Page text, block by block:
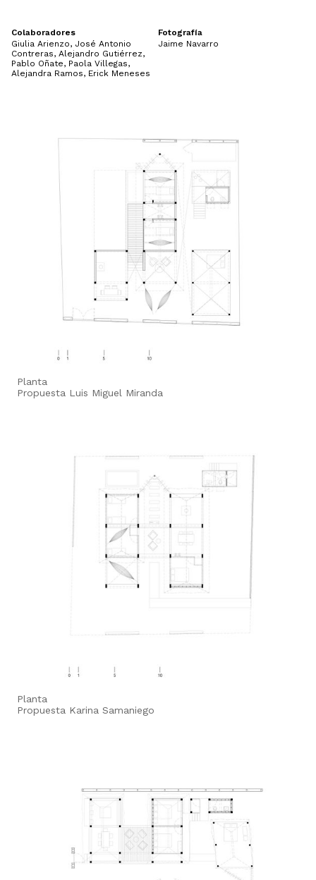
Colaboradores
Giulia Arienzo, José Antonio
Contreras, Alejandro Gutiérrez,
Pablo Oñate, Paola Villegas,
Alejandra Ramos, Erick Meneses
Fotografía
Jaime Navarro
Planta
Propuesta Luis Miguel Miranda
Planta
Propuesta Karina Samaniego